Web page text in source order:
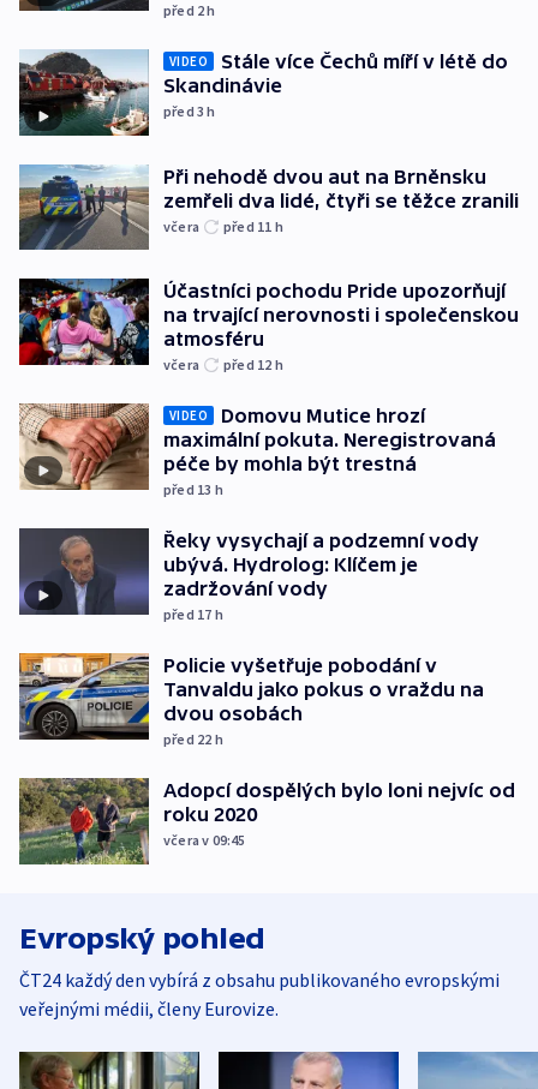
před 2h
VIDEO
Stále více Čechů míří v létě do
Skandinávie
před 3h
Při nehodě dvou aut na Brněnsku
zemřeli dva lidé, čtyři se těžce zranili
včera před 11 h
Účastníci pochodu Pride upozorňují
na trvající nerovnosti i společenskou
atmosféru
včera před 12 h
VIDEO
Domovu Mutice hrozí
maximální pokuta. Neregistrovaná
péče by mohla být trestná
před 13 h
Řeky vysychají a podzemní vody
ubývá. Hydrolog: Klíčem je
zadržování vody
před 17 h
Policie vyšetřuje pobodání v
Tanvaldu jako pokus o vraždu na
dvou osobách
před 22 h
Adopcí dospělých bylo loni nejvíc od
roku 2020
včera v 09:45
Evropský pohled
ČT24 každý den vybírá z obsahu publikovaného evropskými
veřejnými médii, členy Eurovize.